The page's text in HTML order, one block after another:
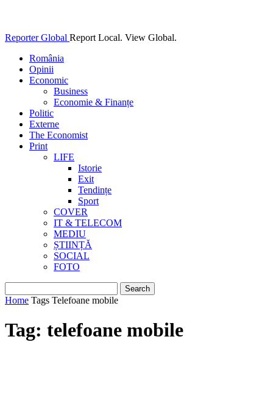
Reporter Global Report Local. View Global.
România
Opinii
Economic
Business
Economie & Finanțe
Politic
Externe
The Economist
Print
LIFE
Istorie
Exit
Tendințe
Sport
COVER
IT & TELECOM
MEDIU
ȘTIINȚĂ
SOCIAL
FOTO
Home Tags Telefoane mobile
Tag: telefoane mobile